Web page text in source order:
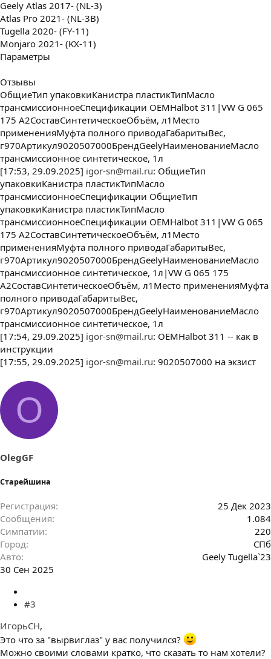
Geely Atlas 2017- (NL-3)
Atlas Pro 2021- (NL-3B)
Tugella 2020- (FY-11)
Monjaro 2021- (KX-11)
Параметры
Отзывы
ОбщиеТип упаковкиКанистра пластикТипМасло
трансмиссионноеСпецификации OEMHalbot 311|VW G 065
175 A2СоставСинтетическоеОбъём, л1Место
примененияМуфта полного приводаГабаритыВес,
г970Артикул9020507000БрендGeelyНаименованиеМасло
трансмиссионное синтетическое, 1л
[17:53, 29.09.2025] igor-sn@mail.ru: ОбщиеТип
упаковкиКанистра пластикТипМасло
трансмиссионноеСпецификации ОбщиеТип
упаковкиКанистра пластикТипМасло
трансмиссионноеСпецификации OEMHalbot 311|VW G 065
175 A2СоставСинтетическоеОбъём, л1Место
примененияМуфта полного приводаГабаритыВес,
г970Артикул9020507000БрендGeelyНаименованиеМасло
трансмиссионное синтетическое, 1л|VW G 065 175
A2СоставСинтетическоеОбъём, л1Место примененияМуфта
полного приводаГабаритыВес,
г970Артикул9020507000БрендGeelyНаименованиеМасло
трансмиссионное синтетическое, 1л
[17:54, 29.09.2025] igor-sn@mail.ru: OEMHalbot 311 -- как в
инструкции
[17:55, 29.09.2025] igor-sn@mail.ru: 9020507000 на экзист
O
OlegGF
Старейшина
Регистрация
25 Дек 2023
Сообщения
1.084
Симпатии
220
Город
СПб
Авто
Geely Tugella`23
30 Сен 2025
#3
ИгорьСН,
Это что за "вырвиглаз" у вас получился?
Можно своими словами кратко, что сказать то нам хотели?